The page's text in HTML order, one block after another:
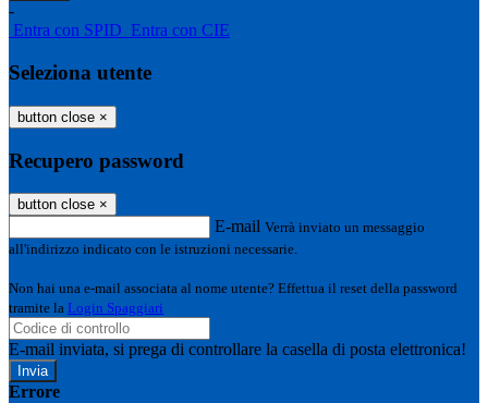
-
Entra con SPID Entra con CIE
Seleziona utente
button close ×
Recupero password
button close ×
E-mail Verrà inviato un messaggio
all'indirizzo indicato con le istruzioni necessarie.
Non hai una e-mail associata al nome utente? Effettua il reset della password
tramite la Login Spaggiari
E-mail inviata, si prega di controllare la casella di posta elettronica!
Errore